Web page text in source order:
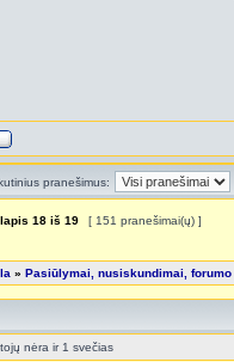
pranešimus:
18 iš 19 [ 151 pranešimai(ų) ]
» Pasiūlymai, nusiskundimai,
nėra ir 1 svečias